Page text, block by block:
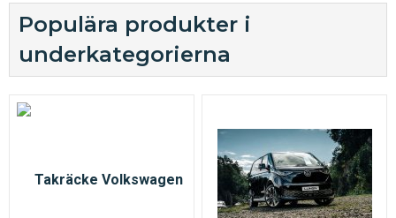
Populära produkter i
underkategorierna